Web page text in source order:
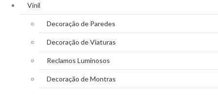
Vinil
Decoração de Paredes
Decoração de Viaturas
Reclamos Luminosos
Decoração de Montras